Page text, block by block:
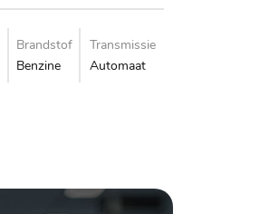
Brandstof
Benzine
Transmissie
Automaat